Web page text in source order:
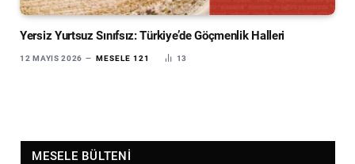
Yersiz Yurtsuz Sınıfsız: Türkiye’de Göçmenlik Halleri
12 MAYIS 2026 MESELE 121 13
MESELE BÜLTENI